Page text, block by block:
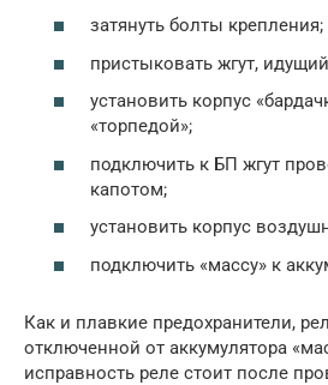
затянуть болты крепления;
пристыковать жгут,
установить корпус
«торпедой»;
подключить к БП жгут
капотом;
установить корпус
подключить «массу» к
Как и плавкие предохранители,
отключенной от аккумулятора
исправность реле стоит после